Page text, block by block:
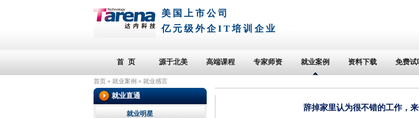
美国上市公司
亿元级外企IT培训企业
首 页 源于北美 高端课程 专家师资 就业案例 资料下载 免费试
首页 » 就业案例 » 就业感言
辞掉家里认为很不错的工作，
就业直通
就业明星